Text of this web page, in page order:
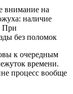
внимание на
наличие
При
без поломок
к очередным
времени.
процесс вообще